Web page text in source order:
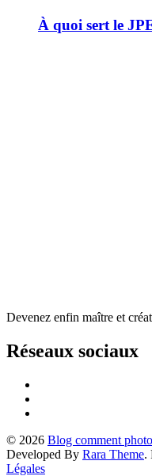
À quoi sert le
Devenez enfin maître et
Réseaux sociaux
© 2026 Blog comment
Developed By Rara Theme.
Légales